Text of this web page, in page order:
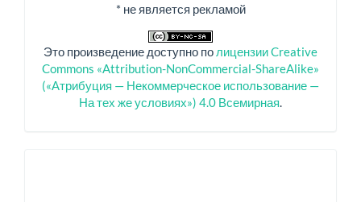
* не является рекламой
Это произведение доступно по лицензии Creative
Commons «Attribution-NonCommercial-ShareAlike»
(«Атрибуция — Некоммерческое использование —
На тех же условиях») 4.0 Всемирная.